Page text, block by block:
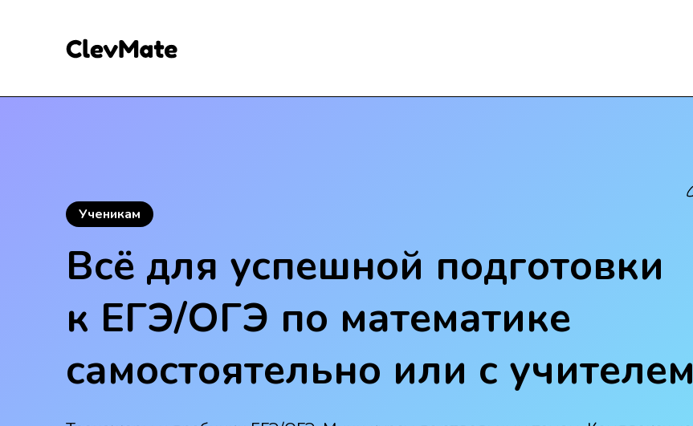
Ученикам
Всё для успешной подготовки
к ЕГЭ/ОГЭ по математике
самостоятельно или с учителем